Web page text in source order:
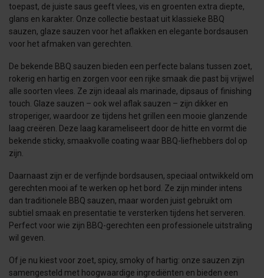
toepast, de juiste saus geeft vlees, vis en groenten extra diepte,
glans en karakter. Onze collectie bestaat uit klassieke BBQ
sauzen, glaze sauzen voor het aflakken en elegante bordsausen
voor het afmaken van gerechten.
De bekende BBQ sauzen bieden een perfecte balans tussen zoet,
rokerig en hartig en zorgen voor een rijke smaak die past bij vrijwel
alle soorten vlees. Ze zijn ideaal als marinade, dipsaus of finishing
touch. Glaze sauzen – ook wel aflak sauzen – zijn dikker en
stroperiger, waardoor ze tijdens het grillen een mooie glanzende
laag creëren. Deze laag karameliseert door de hitte en vormt die
bekende sticky, smaakvolle coating waar BBQ-liefhebbers dol op
zijn.
Daarnaast zijn er de verfijnde bordsausen, speciaal ontwikkeld om
gerechten mooi af te werken op het bord. Ze zijn minder intens
dan traditionele BBQ sauzen, maar worden juist gebruikt om
subtiel smaak en presentatie te versterken tijdens het serveren.
Perfect voor wie zijn BBQ-gerechten een professionele uitstraling
wil geven.
Of je nu kiest voor zoet, spicy, smoky of hartig: onze sauzen zijn
samengesteld met hoogwaardige ingrediënten en bieden een